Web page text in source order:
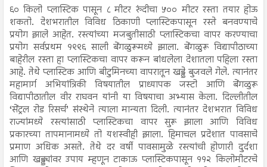
६० किलो प्लास्टिक पासून ८ मीटर रुंदीचा ५०० मीटर रस्ता तयार होऊ
शकतो. देशभरातील विविध ठिकाणी प्लास्टिकपासून रस्ते बनवण्याचे
प्रयोग झाले आहेत. रस्त्यांच्या मजबुतीसाठी प्लास्टिकचा वापर करण्याचा
प्रयोग सर्वप्रथम १९९६ साली बेंगळुरूमध्ये झाला. बेंगळुरू विद्यापीठाच्या
बाहेरील रस्ता हा प्लास्टिकचा वापर करून बांधलेला देशातला पहिला रस्ता
आहे. तेथे प्लास्टिक आणि बीटुमिनच्या वापरातून खड्डे बुजवले गेले. त्यानंतर
महामार्ग अभियांत्रिकी विषयातील प्राध्यापक जस्टो आणि बेंगळुरू
विद्यापीठातील वीर राघवन यांनी या विषयाचा अभ्यास केला. दिल्लीतील
‘सेंट्रल रोड रिसर्च’ संस्थेने त्याला मान्यता दिली. त्यानंतर देशभरात विविध
राज्यांमध्ये रस्त्यांसाठी प्लास्टिकचा वापर सुरू झाला आणि विविध
प्रकारच्या तापमानामध्ये तो यशस्वीही झाला. हिमाचल प्रदेशात पावसाचे
प्रमाण अधिक असते. तेथे दर वर्षी पावसामुळे रस्त्यांची होणारी दुर्दशा
आणि खड्ड्यांवर उपाय म्हणून टाकाऊ प्लास्टिकपासून ११२ किलोमीटरचे